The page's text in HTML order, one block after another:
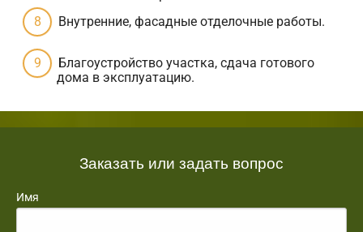
Внутренние, фасадные отделочные работы.
Благоустройство участка, сдача готового
дома в эксплуатацию.
Заказать или задать вопрос
Имя